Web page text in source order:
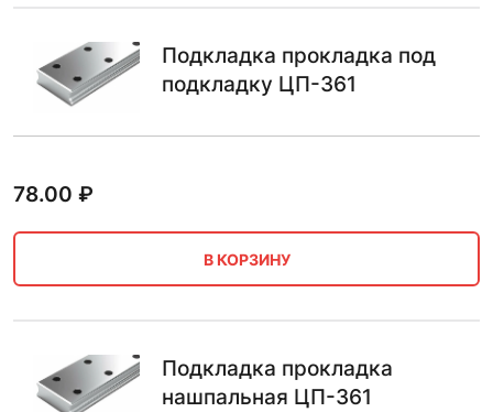
Подкладка прокладка под
подкладку ЦП-361
78.00 ₽
В КОРЗИНУ
Подкладка прокладка
нашпальная ЦП-361